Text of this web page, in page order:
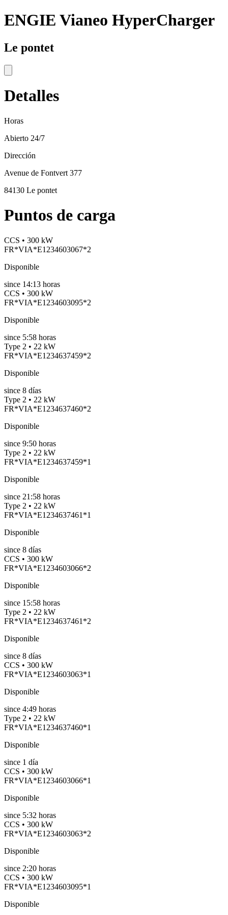
ENGIE Vianeo HyperCharger
Le pontet
Detalles
Horas
Abierto 24/7
Dirección
Avenue de Fontvert 377
84130 Le pontet
Puntos de carga
CCS • 300 kW
FR*VIA*E1234603067*2
Disponible
since 14:13 horas
CCS • 300 kW
FR*VIA*E1234603095*2
Disponible
since 5:58 horas
Type 2 • 22 kW
FR*VIA*E1234637459*2
Disponible
since 8 días
Type 2 • 22 kW
FR*VIA*E1234637460*2
Disponible
since 9:50 horas
Type 2 • 22 kW
FR*VIA*E1234637459*1
Disponible
since 21:58 horas
Type 2 • 22 kW
FR*VIA*E1234637461*1
Disponible
since 8 días
CCS • 300 kW
FR*VIA*E1234603066*2
Disponible
since 15:58 horas
Type 2 • 22 kW
FR*VIA*E1234637461*2
Disponible
since 8 días
CCS • 300 kW
FR*VIA*E1234603063*1
Disponible
since 4:49 horas
Type 2 • 22 kW
FR*VIA*E1234637460*1
Disponible
since 1 día
CCS • 300 kW
FR*VIA*E1234603066*1
Disponible
since 5:32 horas
CCS • 300 kW
FR*VIA*E1234603063*2
Disponible
since 2:20 horas
CCS • 300 kW
FR*VIA*E1234603095*1
Disponible